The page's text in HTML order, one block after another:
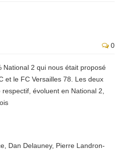
0
National 2 qui nous était proposé
et le FC Versailles 78. Les deux
évoluent en National 2,
Dan Delauney, Pierre Landron-